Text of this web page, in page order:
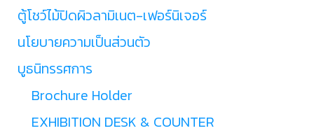
ตู้โชว์ไม้ปิดผิวลามิเนต-เฟอร์นิเจอร์
นโยบายความเป็นส่วนตัว
บูธนิทรรศการ
Brochure Holder
EXHIBITION DESK & COUNTER